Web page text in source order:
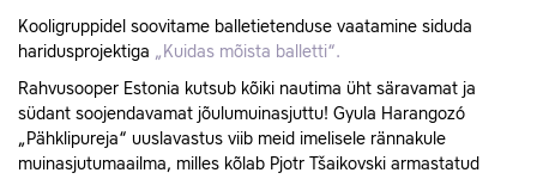
Kooligruppidel soovitame balletietenduse vaatamine siduda
haridusprojektiga „Kuidas mõista balletti“.
Rahvusooper Estonia kutsub kõiki nautima üht säravamat ja
südant soojendavamat jõulumuinasjuttu! Gyula Harangozó
„Pähklipureja“ uuslavastus viib meid imelisele rännakule
muinasjutumaailma, milles kõlab Pjotr Tšaikovski armastatud